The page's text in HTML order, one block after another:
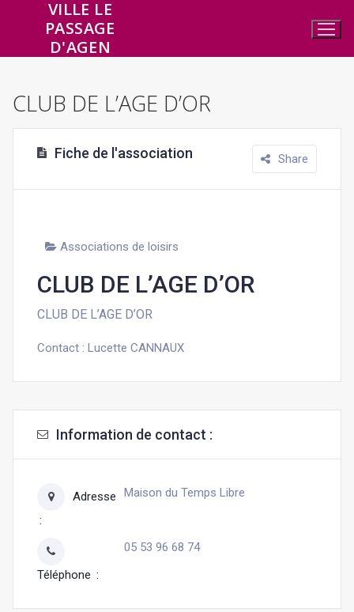
VILLE LE
PASSAGE
D'AGEN
CLUB DE L’AGE D’OR
Fiche de l'association Share
Associations de loisirs
CLUB DE L’AGE D’OR
CLUB DE L’AGE D’OR
Contact : Lucette CANNAUX
Information de contact :
Adresse Maison du Temps Libre
Téléphone
05 53 96 68 74